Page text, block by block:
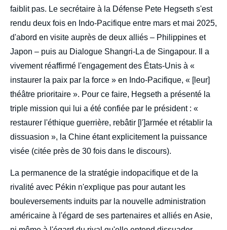
faiblit pas. Le secrétaire à la Défense Pete Hegseth s'est
rendu deux fois en Indo-Pacifique entre mars et mai 2025,
d'abord en visite auprès de deux alliés – Philippines et
Japon – puis au Dialogue Shangri-La de Singapour. Il a
vivement réaffirmé l'engagement des États-Unis à «
instaurer la paix par la force » en Indo-Pacifique, « [leur]
théâtre prioritaire ». Pour ce faire, Hegseth a présenté la
triple mission qui lui a été confiée par le président : «
restaurer l'éthique guerrière, rebâtir [l']armée et rétablir la
dissuasion », la Chine étant explicitement la puissance
visée (citée près de 30 fois dans le discours).
La permanence de la stratégie indopacifique et de la
rivalité avec Pékin n'explique pas pour autant les
bouleversements induits par la nouvelle administration
américaine à l'égard de ses partenaires et alliés en Asie,